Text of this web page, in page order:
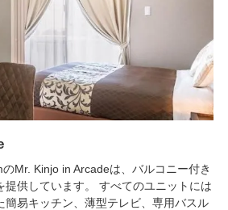
Mr. Kinjo in Arcadeは、バルコニー付き
提供しています。 すべてのユニットには
簡易キッチン、薄型テレビ、専用バスル